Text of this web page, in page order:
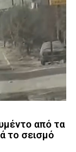
από τα
το σεισμό